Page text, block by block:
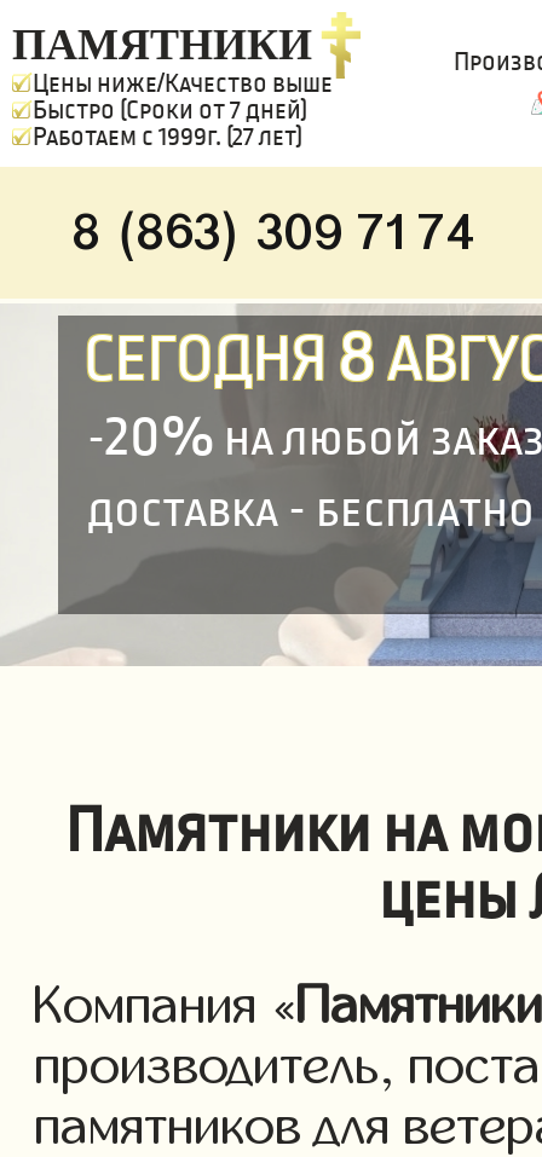
ПАМЯТНИКИ
Цены ниже/Качество выше
Быстро (Сроки от 7 дней)
Работаем с 1999г. (27 лет)
8 (863) 309 71 74
СЕГОДНЯ 8
-20% на любой
доставка - бесплатно
Памятники на
цены
Компания «Памятники
производитель,
памятников для